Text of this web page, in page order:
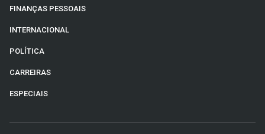
FINANÇAS PESSOAIS
INTERNACIONAL
POLÍTICA
CARREIRAS
ESPECIAIS